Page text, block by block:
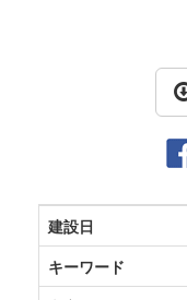
建設日
キーワード